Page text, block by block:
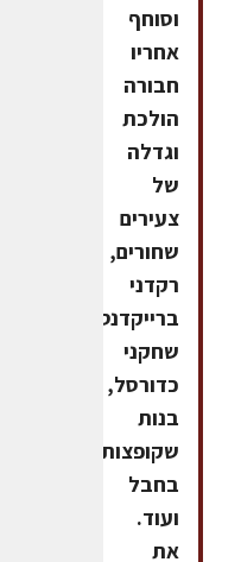
וסוחף
אחריו
חבורה
הולכת
וגדלה
של
צעירים
שחורים,
רקדני
ברייקדנס,
שחקני
כדורסל,
בנות
שקופצות
בחבל
ועוד.
את